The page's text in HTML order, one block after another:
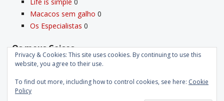
Macacos sem galho 0
Os Especialistas 0
Os meus Coisos
Deus0
Privacy & Cookies: This site uses cookies. By continuing to use this
website, you agree to their use.
To find out more, including how to control cookies, see here: Cookie
Policy